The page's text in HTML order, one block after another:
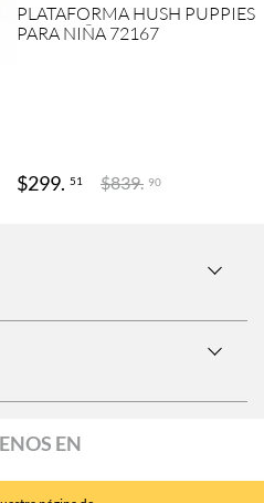
PLATAFORMA HUSH PUPPIES
PARA NIÑA 72167
$299. 51 $839. 90
EN